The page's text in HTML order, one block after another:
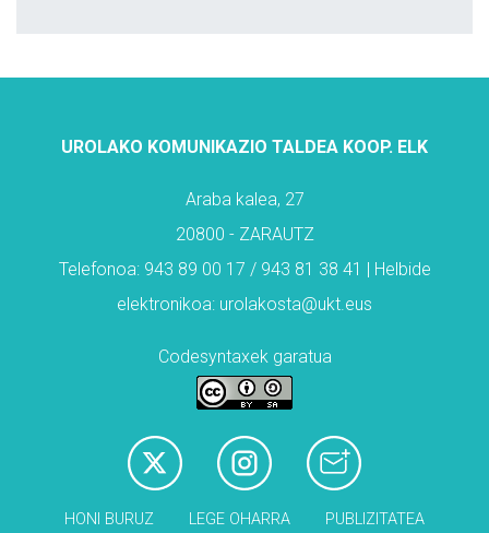
UROLAKO KOMUNIKAZIO TALDEA KOOP. ELK
Araba kalea, 27
20800 - ZARAUTZ
Telefonoa: 943 89 00 17 / 943 81 38 41 | Helbide
elektronikoa: urolakosta@ukt.eus
Codesyntaxek garatua
HONI BURUZ LEGE OHARRA PUBLIZITATEA